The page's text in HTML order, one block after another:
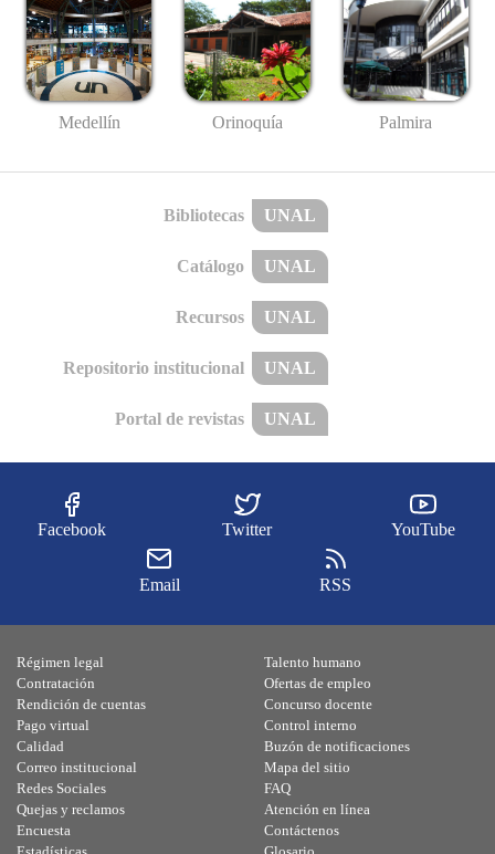
Medellín Orinoquía Palmira
Bibliotecas UNAL
Catálogo UNAL
Recursos UNAL
Repositorio institucional UNAL
Portal de revistas UNAL
Facebook Twitter YouTube
Email RSS
Régimen legal
Contratación
Rendición de cuentas
Pago virtual
Calidad
Talento humano
Ofertas de empleo
Concurso docente
Control interno
Buzón de notificaciones
Correo institucional
Redes Sociales
Quejas y reclamos
Encuesta
Mapa del sitio
FAQ
Atención en línea
Contáctenos